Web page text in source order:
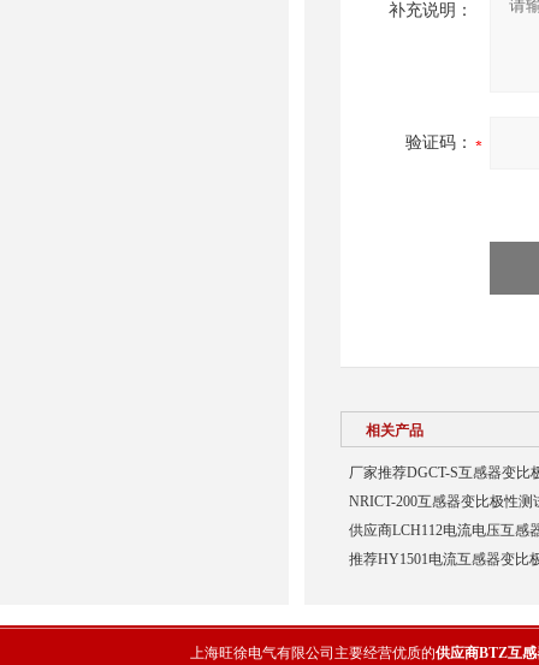
补充说明：
验证码：
相关产品
厂家推荐DGCT-S互感器变比
NRICT-200互感器变比极性测
供应商LCH112电流电压互感
推荐HY1501电流互感器变比
上海旺徐电气有限公司主要经营优质的供应商BTZ互